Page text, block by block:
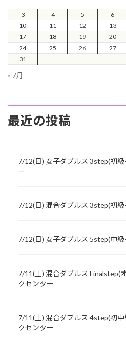
3
4 5 6
10
11 12 13
17
18 19 20
24
25 26 27
31
« 7月
最近の投稿
7/12(日) 女子ダブルス 3step(初
ー
7/12(日) 混合ダブルス 3step(初
7/12(日) 女子ダブルス 5step(中
7/11(土) 混合ダブルス Finalstep(
クセンター
7/11(土) 混合ダブルス 4step(初
クセンター